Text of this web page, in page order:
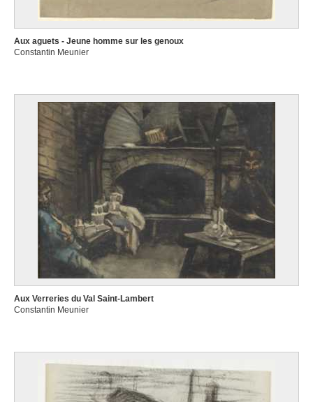
Aux aguets - Jeune homme sur les genoux
Constantin Meunier
Aux Verreries du Val Saint-Lambert
Constantin Meunier